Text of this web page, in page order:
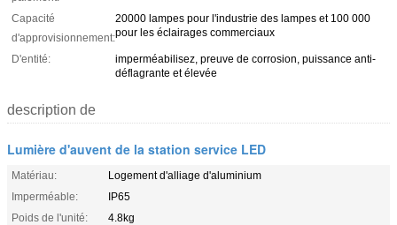
Capacité
d'approvisionnement:
20000 lampes pour l'industrie des lampes et 100 000
pour les éclairages commerciaux
D'entité:
imperméabilisez, preuve de corrosion, puissance anti-
déflagrante et élevée
description de
Lumière d'auvent de la station service LED
Matériau:
Logement d'alliage d'aluminium
Imperméable:
IP65
Poids de l'unité:
4.8kg